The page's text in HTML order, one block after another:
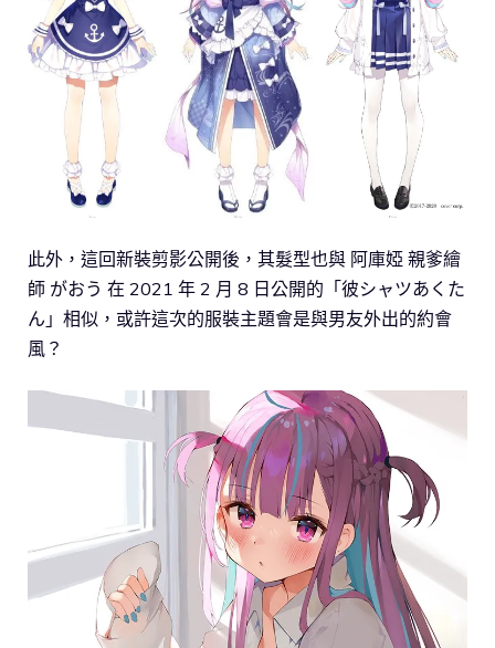
此外，這回新裝剪影公開後，其髮型也與 阿庫婭 親爹繪
師 がおう 在 2021 年 2 月 8 日公開的「彼シャツあくた
ん」相似，或許這次的服裝主題會是與男友外出的約會
風？